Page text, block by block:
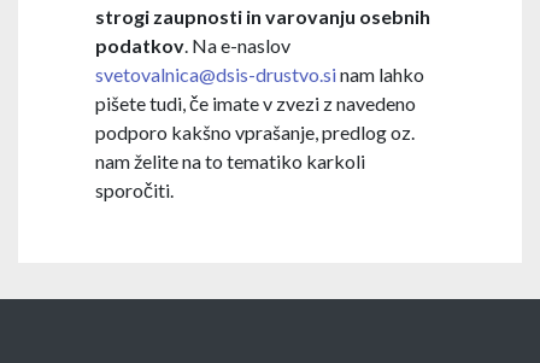
strogi zaupnosti in varovanju osebnih
podatkov. Na e-naslov
svetovalnica@dsis-drustvo.sinam lahko
pišete tudi, če imate v zvezi z navedeno
podporo kakšno vprašanje, predlog oz.
nam želite na to tematiko karkoli
sporočiti.